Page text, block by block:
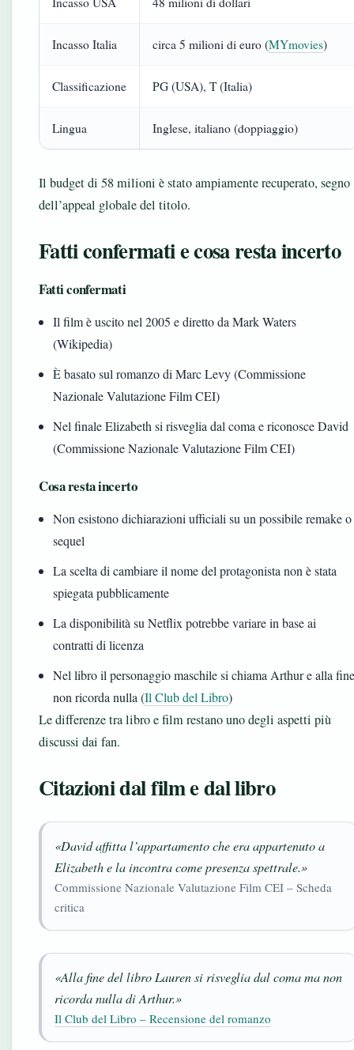
Incasso Italia circa 5 milioni di euro (MYmovies)
Classificazione PG (USA), T (Italia)
Lingua Inglese, italiano (doppiaggio)
Il budget di 58 milioni è stato ampiamente recuperato, segno
dell’appeal globale del titolo.
Fatti confermati e cosa resta incerto
Fatti confermati
Il film è uscito nel 2005 e diretto da Mark Waters
(Wikipedia)
È basato sul romanzo di Marc Levy (Commissione
Nazionale Valutazione Film CEI)
Nel finale Elizabeth si risveglia dal coma e riconosce David
(Commissione Nazionale Valutazione Film CEI)
Cosa resta incerto
Non esistono dichiarazioni ufficiali su un possibile remake o
sequel
La scelta di cambiare il nome del protagonista non è stata
spiegata pubblicamente
La disponibilità su Netflix potrebbe variare in base ai
contratti di licenza
Nel libro il personaggio maschile si chiama Arthur e alla
non ricorda nulla (Il Club del Libro)
Le differenze tra libro e film restano uno degli aspetti più
discussi dai fan.
Citazioni dal film e dal libro
«David affitta l’appartamento che era appartenuto a
Elizabeth e la incontra come presenza spettrale.»
Commissione Nazionale Valutazione Film CEI – Scheda
critica
«Alla fine del libro Lauren si risveglia dal coma ma non
ricorda nulla di Arthur.»
Il Club del Libro – Recensione del romanzo